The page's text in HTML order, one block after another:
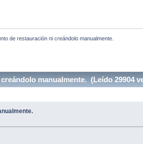
de restauración ni creándolo manualmente.
manualmente. (Leído 29904